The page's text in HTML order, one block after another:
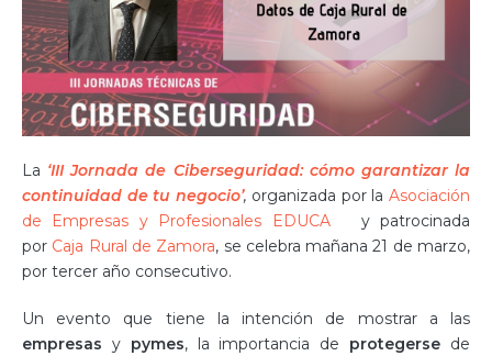
La ‘III Jornada de Ciberseguridad: cómo garantizar la
continuidad de tu negocio’, organizada por laAsociación
de Empresas y Profesionales EDUCA
y patrocinada
por Caja Rural de Zamora, se celebra mañana 21 de marzo,
por tercer año consecutivo.
Un evento que tiene la intención de mostrar a las
empresas y pymes, la importancia de protegerse de